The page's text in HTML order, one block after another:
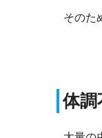
そのた
体調